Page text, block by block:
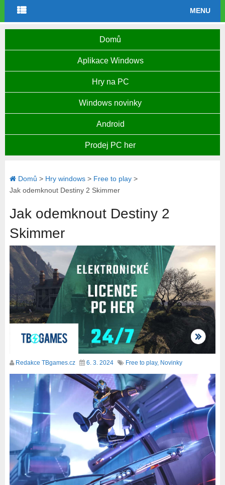
MENU
Domů
Aplikace Windows
Hry na PC
Windows novinky
Android
Prodej PC her
Domů > Hry windows> Free to play>
Jak odemknout Destiny 2 Skimmer
Jak odemknout Destiny 2
Skimmer
Redakce TBgames.cz 6. 3. 2024 Free to play, Novinky